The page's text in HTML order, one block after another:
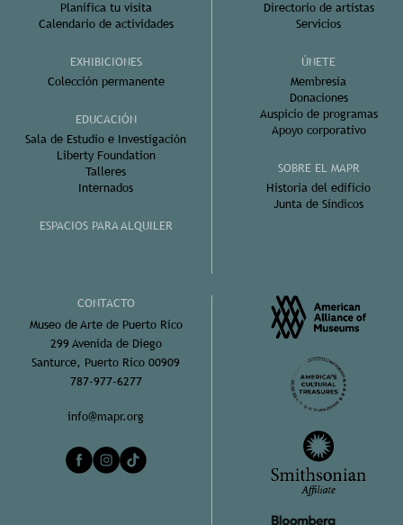
Planifica tu visita
Calendario de actividades
EXHIBICIONES
Colección permanente
EDUCACIÓN
Sala de Estudio e Investigación
Liberty Foundation
Talleres
Internados
ESPACIOS PARA ALQUILER
Directorio de artistas
Servicios
ÚNETE
Membresía
Donaciones
Auspicio de programas
Apoyo corporativo
SOBRE EL MAPR
Historia del edificio
Junta de Síndicos
CONTACTO
Museo de Arte de Puerto Rico
299 Avenida de Diego
Santurce, Puerto Rico 00909
787-977-6277
info@mapr.org